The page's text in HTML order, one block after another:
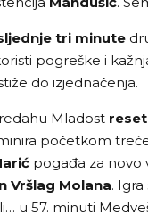
tri minute
pogreške i
do izjednačenja.
Mladost
početkom
pogađa za novo
Vršlag Molana.
u 57. minuti